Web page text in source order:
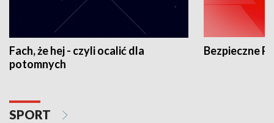
Fach, że hej - czyli ocalić dla
potomnych
Bezpieczne
SPORT